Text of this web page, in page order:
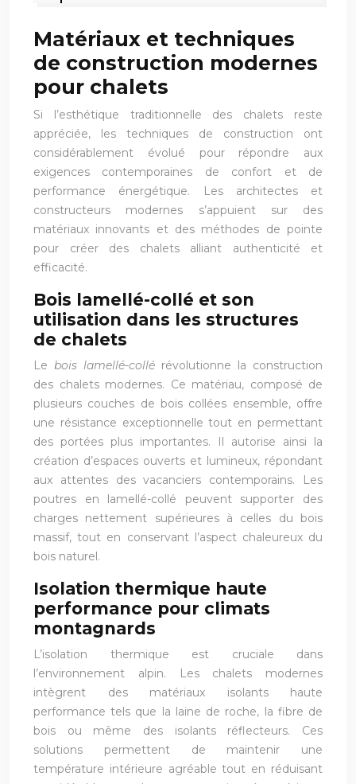
Matériaux et techniques
de construction modernes
pour chalets
Si l’esthétique traditionnelle des chalets reste
appréciée, les techniques de construction ont
considérablement évolué pour répondre aux
exigences contemporaines de confort et de
performance énergétique. Les architectes et
constructeurs modernes s’appuient sur des
matériaux innovants et des méthodes de pointe
pour créer des chalets alliant authenticité et
efficacité.
Bois lamellé-collé et son
utilisation dans les structures
de chalets
Le bois lamellé-collé révolutionne la construction
des chalets modernes. Ce matériau, composé de
plusieurs couches de bois collées ensemble, offre
une résistance exceptionnelle tout en permettant
des portées plus importantes. Il autorise ainsi la
création d’espaces ouverts et lumineux, répondant
aux attentes des vacanciers contemporains. Les
poutres en lamellé-collé peuvent supporter des
charges nettement supérieures à celles du bois
massif, tout en conservant l’aspect chaleureux du
bois naturel.
Isolation thermique haute
performance pour climats
montagnards
L’isolation thermique est cruciale dans
l’environnement alpin. Les chalets modernes
intègrent des matériaux isolants haute
performance tels que la laine de roche, la fibre de
bois ou même des isolants réflecteurs. Ces
solutions permettent de maintenir une
température intérieure agréable tout en réduisant